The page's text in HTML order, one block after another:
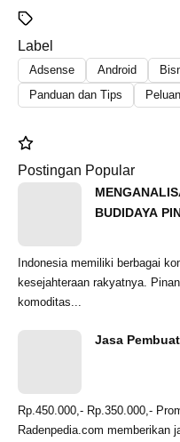
Label
Adsense Android
Panduan dan Tips
Postingan Popular
BUDIDAYA
Indonesia memiliki berbagai
kesejahteraan rakyatnya.
komoditas...
Jasa
Rp.450.000,- Rp.350.000,- Promo Jasa Pembuata Toko Online
Radenpedia.com memberikan